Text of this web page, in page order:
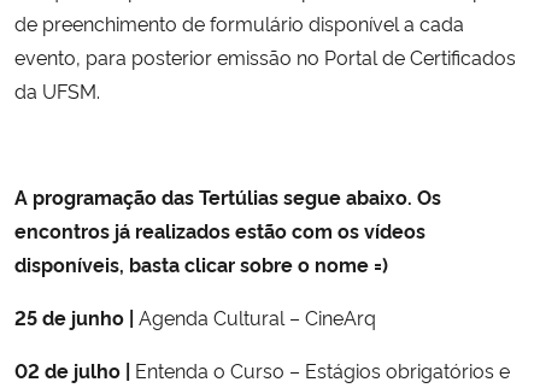
de preenchimento de formulário disponível a cada
evento, para posterior emissão no Portal de Certificados
da UFSM.
A programação das Tertúlias segue abaixo. Os
encontros já realizados estão com os vídeos
disponíveis, basta clicar sobre o nome =)
25 de junho | Agenda Cultural – CineArq
02 de julho | Entenda o Curso – Estágios obrigatórios e